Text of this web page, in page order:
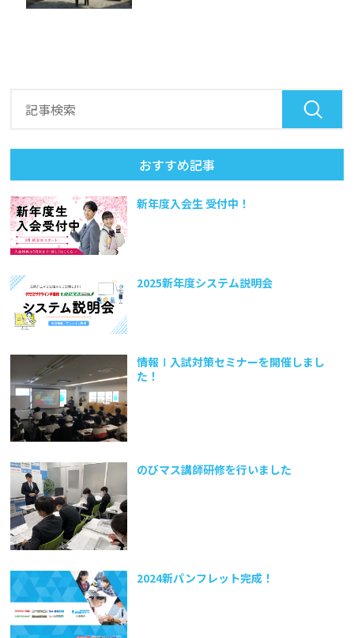
おすすめ記事
新年度入会生 受付中！
2025新年度システム説明会
情報Ⅰ入試対策セミナーを開催しまし
た！
のびマス講師研修を行いました
2024新パンフレット完成！